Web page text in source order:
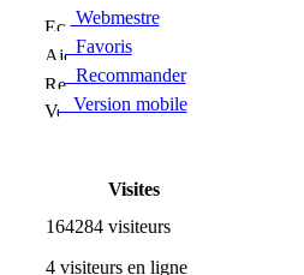
Webmestre
Favoris
Recommander
Version mobile
Visites
164284 visiteurs
4 visiteurs en ligne